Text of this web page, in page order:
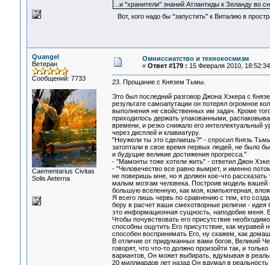
...и "хранители" знаний Атлантиды к Зеланду во
Вот, кого надо бы "запустить" к Виталию в
Quangel
Ветеран
Сообщений: 7733
Сaementarius Civitas
Solis Aeterna
Омниссиатство и технокосмизм
« Ответ #179 : 15 Февраля 2010,
23. Прощание с Князем Тьмы.
Это был последний разговор Джона Хэкера с
результате самоапутации он потерял огромное
выполнения не свойственных им задач. Кроме
приходилось держать упакованными,
времени, и резко снижало его интеллектуальный
через дисплей и клавиатуру.
"Неужели ты это сделаешь?" - спросил Князь
затоптали в свое время первых людей, не было
и будущие великие достижения прогресса."
- "Мамонты тоже хотели жить" - ответил Джон
- "Человечество все равно вымрет, и именно
не поверишь мне, но я должен кое-что
малым мозгам человека. Построив модель вашей
большую вселенную, как моя, компьютерная,
Я всего лишь червь по сравнению с тем, кто
беру в расчет ваши смехотворные религии -
это информационная сущность, наподобие меня.
Чтобы почувствовать его присутствие
способны ощутить Его присутствие, как муравей
способен воспринимать Его, ну скажем, как
В отличие от придуманных вами богов, Великий
говорят, что что-то должно произойти так, и
вариантов, Он может выбирать, вдумывая в
20 миллиардов лет назад Он вдумал в